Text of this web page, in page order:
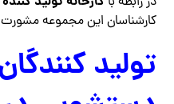
کارشناسان این مجموعه مشورت
تولید